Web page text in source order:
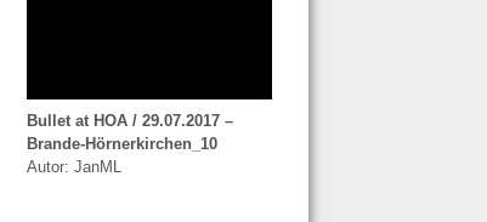
Bullet at HOA / 29.07.2017 –
Brande-Hörnerkirchen_10
Autor: JanML